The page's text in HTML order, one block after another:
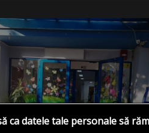
ca datele tale personale să